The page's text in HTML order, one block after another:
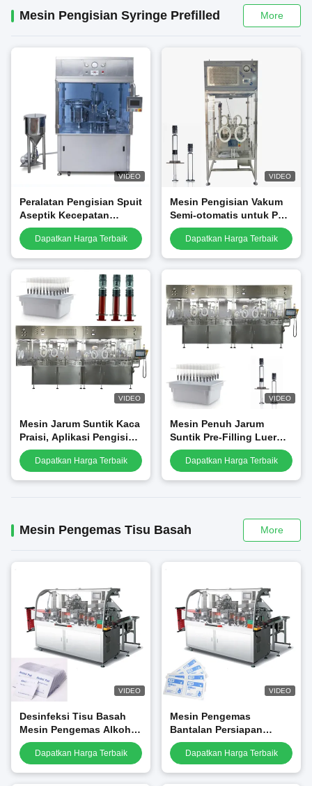
Mesin Pengisian Syringe Prefilled More
VIDEO
Peralatan Pengisian Spuit
Aseptik Kecepatan
Tinggi
Dapatkan Harga Terbaik
VIDEO
Mesin Pengisian Vakum
Semi-otomatis untuk PFS
dan Kartrid
Dapatkan Harga Terbaik
VIDEO
Mesin Jarum Suntik Kaca
Praisi, Aplikasi Pengisian
dan Penghentian Vakum
Dapatkan Harga Terbaik
VIDEO
Mesin Penuh Jarum
Suntik Pre-Filling Luer
Lock Capping Machine
Mesin Penuh & Penutup
Dapatkan Harga Terbaik
Mesin Pengemas Tisu Basah More
VIDEO
Desinfeksi Tisu Basah
Mesin Pengemas Alkohol
Pad 80-100 kantong /
menitDapatkan Harga Terbaik
VIDEO
Mesin Pengemas
Bantalan Persiapan
Alkohol Horisontal 4 Sisi
Sealing 300-500L / Min
Dapatkan Harga Terbaik